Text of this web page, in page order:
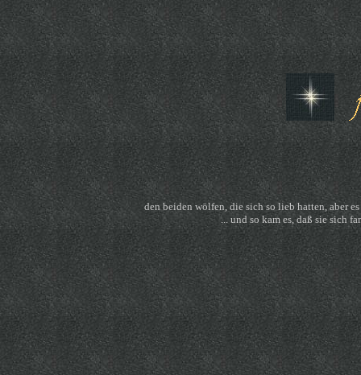
den beiden wölfen, die sich so lieb hatten, aber
... und so kam es, daß sie sich